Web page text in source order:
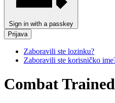
Sign in with a passkey
Prijava
Zaboravili ste lozinku?
Zaboravili ste korisničko
CombatTrained